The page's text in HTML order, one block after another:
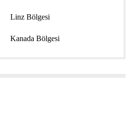
Linz Bölgesi
Kanada Bölgesi